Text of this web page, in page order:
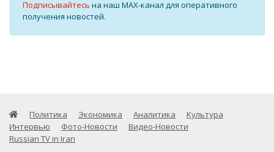
Подписывайтесь на наш MAX-канал для оперативного
получения новостей.
Политика Экономика Аналитика
Культура
Интервью
Фото-Новости
Видео-Новости
Russian TV in Iran